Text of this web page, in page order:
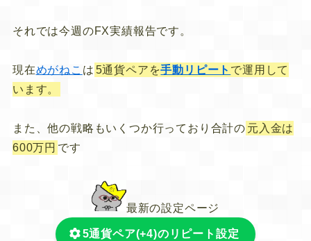
それでは今週のFX実績報告です。
現在めがねこ は 5通貨ペアを手動リピート で運用して
います。
また、他の戦略もいくつか行っており合計の 元入金は
600万円 です
最新の設定ページ
5通貨ペア(+4)のリピート設定